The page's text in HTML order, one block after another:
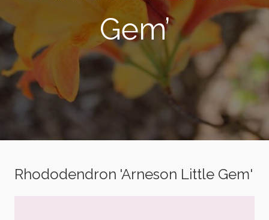
Gem’
Rhododendron 'Arneson Little Gem'